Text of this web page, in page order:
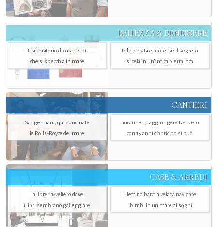
BELLEZZA & BENESSERE
Il laboratorio di cosmetici
che si specchia in mare
Pelle dorata e protetta? Il segreto
si cela in un’antica pietra Inca
CANTIERI
Sangermani, qui sono nate
le Rolls-Royce del mare
Fincantieri, raggiungere Net zero
con 15 anni d'anticipo si può
CASE & ARREDI
La libreria-veliero dove
i libri sembrano galleggiare
Il lettino barca a vela fa navigare
i bimbi in un mare di sogni